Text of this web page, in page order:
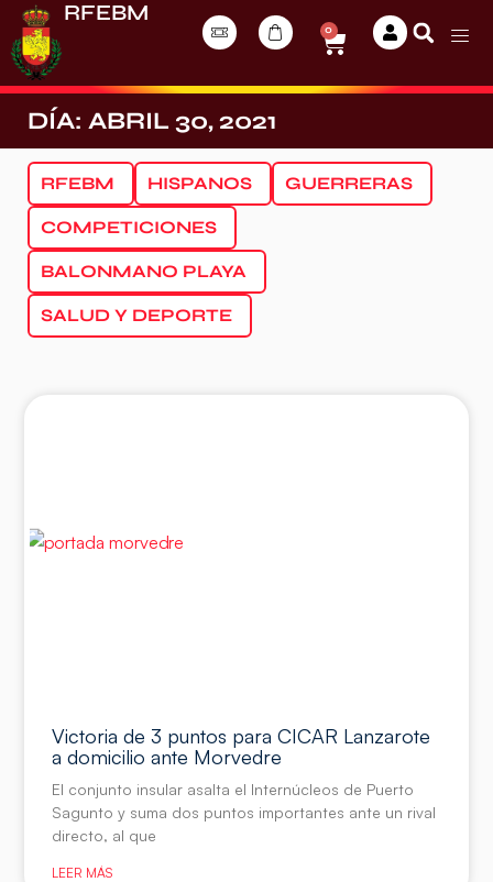
RFEBM
0
DÍA: ABRIL 30, 2021
RFEBM HISPANOS GUERRERAS
COMPETICIONES
BALONMANO PLAYA
SALUD Y DEPORTE
Victoria de 3 puntos para CICAR Lanzarote
a domicilio ante Morvedre
El conjunto insular asalta el Internúcleos de Puerto
Sagunto y suma dos puntos importantes ante un rival
directo, al que
LEER MÁS